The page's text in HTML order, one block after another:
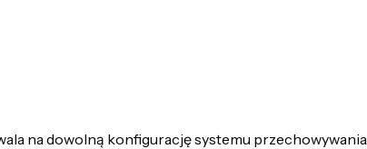
na dowolną konfigurację systemu przechowywania.